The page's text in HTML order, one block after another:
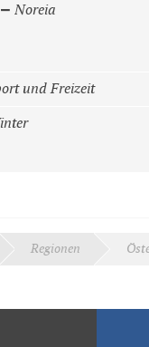
Noreia
und Freizeit
Regionen